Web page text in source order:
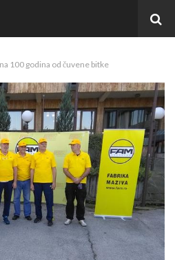
100 godina od čuvene bitke